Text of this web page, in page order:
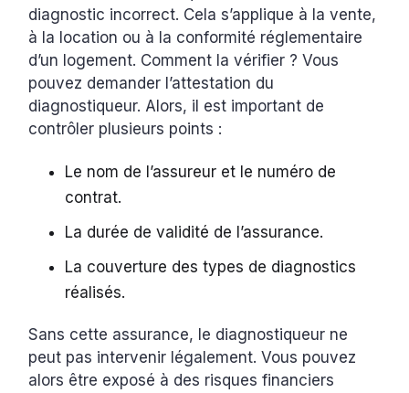
diagnostic incorrect. Cela s’applique à la vente,
à la location ou à la conformité réglementaire
d’un logement. Comment la vérifier ? Vous
pouvez demander l’attestation du
diagnostiqueur. Alors, il est important de
contrôler plusieurs points :
Le nom de l’assureur et le numéro de
contrat.
La durée de validité de l’assurance.
La couverture des types de diagnostics
réalisés.
Sans cette assurance, le diagnostiqueur ne
peut pas intervenir légalement. Vous pouvez
alors être exposé à des risques financiers